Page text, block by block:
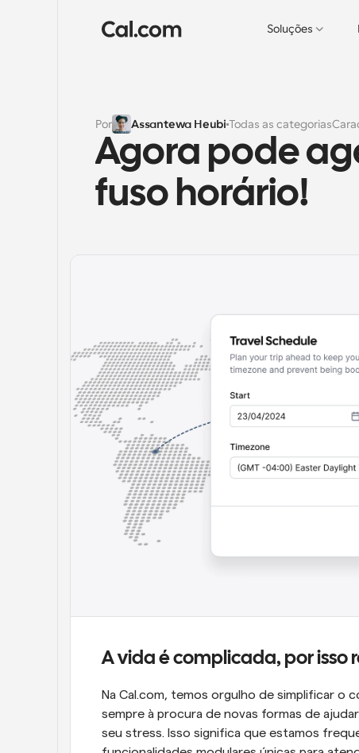
Soluções
Por Assantewa Heubi Todas as categorias
Agora pode
fuso horário!
A vida é complicada, por isso
Na Cal.com, temos orgulho de simplificar o
sempre à procura de novas formas de
seu stress. Isso significa que estamos